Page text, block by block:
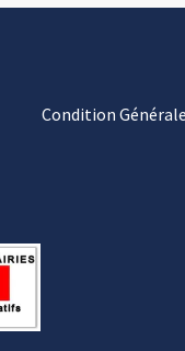
Condition